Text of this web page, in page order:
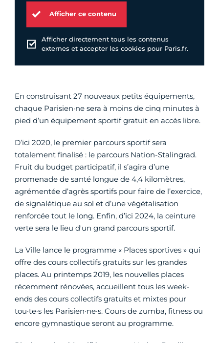
Afficher ce contenu
Afficher directement tous les contenus
externes et accepter les cookies pour Paris.fr.
En construisant 27 nouveaux petits équipements,
chaque Parisien·ne sera à moins de cinq minutes à
pied d’un équipement sportif gratuit en accès libre.
D’ici 2020, le premier parcours sportif sera
totalement finalisé : le parcours Nation-Stalingrad.
Fruit du budget participatif, il s’agira d’une
promenade de santé longue de 4,4 kilomètres,
agrémentée d’agrès sportifs pour faire de l’exercice,
de signalétique au sol et d’une végétalisation
renforcée tout le long. Enfin, d’ici 2024, la ceinture
verte sera le lieu d'un grand parcours sportif.
La Ville lance le programme « Places sportives » qui
offre des cours collectifs gratuits sur les grandes
places. Au printemps 2019, les nouvelles places
récemment rénovées, accueillent tous les week-
ends des cours collectifs gratuits et mixtes pour
tou·te·s les Parisien·ne·s. Cours de zumba, fitness ou
encore gymnastique seront au programme.